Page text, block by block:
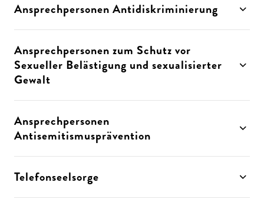
Ansprechpersonen Antidiskriminierung
Ansprechpersonen zum Schutz vor
Sexueller Belästigung und sexualisierter
Gewalt
Ansprechpersonen
Antisemitismusprävention
Telefonseelsorge